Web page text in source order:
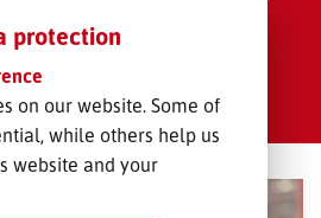
poptávku přepravy. My se
věnovat.
protection
on our website. Some of
while others help us
website and your